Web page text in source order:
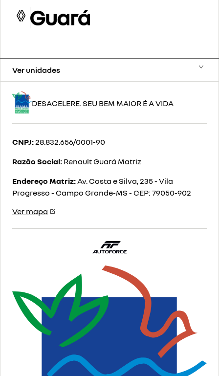
Ver unidades
DESACELERE. SEU BEM MAIOR É A VIDA
CNPJ:28.832.656/0001-90
Razão Social: Renault Guará Matriz
Endereço Matriz:Av. Costa e Silva, 235 - Vila
Progresso - Campo Grande-MS - CEP: 79050-902
Ver mapa